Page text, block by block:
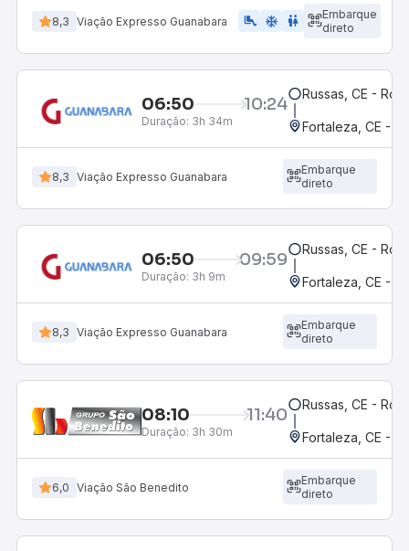
8,3 Viação Expresso Guanabara airline_seat_legroom_extra ac_unit wc
Embarque
direto
06:50 10:24
Duração: 3h 34m
Russas, CE -
Fortaleza, CE -
8,3 Viação Expresso Guanabara
Embarque
direto
06:50 09:59
Duração: 3h 9m
Russas, CE -
Fortaleza, CE -
8,3 Viação Expresso Guanabara
Embarque
direto
08:10 11:40
Duração: 3h 30m
Russas, CE -
Fortaleza, CE -
6,0 Viação São Benedito
Embarque
direto